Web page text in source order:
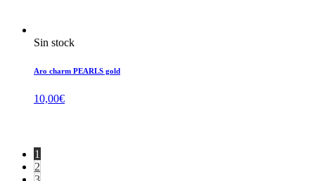
Sin stock
Aro charm PEARLS gold
10,00€
1
2